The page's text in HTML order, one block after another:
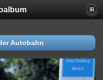
Autobahn